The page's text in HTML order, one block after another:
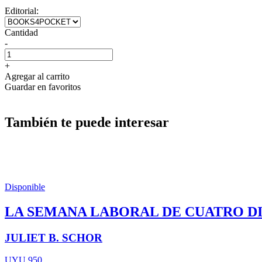
Editorial:
Cantidad
-
+
Agregar al carrito
Guardar en favoritos
También te puede interesar
Disponible
LA SEMANA LABORAL DE CUATRO
JULIET B. SCHOR